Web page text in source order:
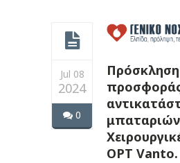
Jul 08
2024
0
OPT Vanto.